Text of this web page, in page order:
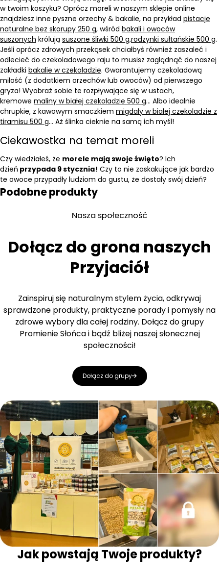
w twoim koszyku? Oprócz moreli w naszym sklepie online
znajdziesz inne pyszne orzechy & bakalie, na przykład pistacje
naturalne bez skorupy 250 g, wśród bakali i owoców
suszonych królują suszone śliwki 500 g,rodzynki sułtańskie 500 g.
Jeśli oprócz zdrowych przekąsek chciałbyś również zaszaleć i
odlecieć do czekoladowego raju to musisz zaglądnąć do naszej
zakładki bakalie w czekoladzie. Gwarantujemy czekoladową
miłość (z dodatkiem orzechów lub owoców) od pierwszego
gryza! Wyobraź sobie te rozpływające się w ustach,
kremowe maliny w białej czekoladzie 500 g… Albo idealnie
chrupkie, z kawowym smaczkiem migdały w białej czekoladzie z
tiramisu 500 g… Aż ślinka cieknie na samą ich myśl!
Ciekawostka na temat moreli
Czy wiedziałeś, że morele mają swoje święto? Ich
dzień przypada 9 stycznia! Czy to nie zaskakujące jak bardzo
te owoce przypadły ludziom do gustu, że dostały swój dzień?
Podobne produkty
Nasza społeczność
Dołącz do grona naszych
Przyjaciół
Zainspiruj się naturalnym stylem życia, odkrywaj
sprawdzone produkty, praktyczne porady i pomysły na
zdrowe wybory dla całej rodziny. Dołącz do grupy
Promienie Słońca i bądź bliżej naszej słonecznej
społeczności!
Dołącz do grupy
Jak powstają Twoje produkty?